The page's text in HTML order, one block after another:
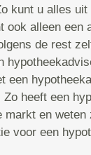
kunt u alles uit
ook alleen een
de rest
een
heeft een
markt en
voor een